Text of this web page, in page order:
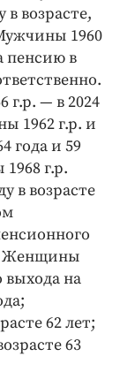
возрасте,
1960
пенсию в
— в 2024
1962 г.р. и
года и 59
г.р.
в возрасте
Женщины
выхода на
62 лет;
63